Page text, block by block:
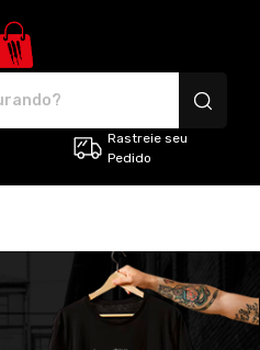
Rastreie seu
Pedido